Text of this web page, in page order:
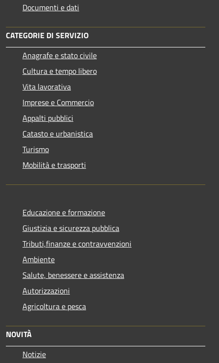
Documenti e dati
CATEGORIE DI SERVIZIO
Anagrafe e stato civile
Cultura e tempo libero
Vita lavorativa
Imprese e Commercio
Appalti pubblici
Catasto e urbanistica
Turismo
Mobilità e trasporti
Educazione e formazione
Giustizia e sicurezza pubblica
Tributi,finanze e contravvenzioni
Ambiente
Salute, benessere e assistenza
Autorizzazioni
Agricoltura e pesca
NOVITÀ
Notizie